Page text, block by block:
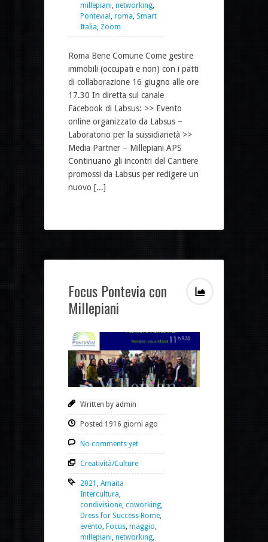
millepiani, networking,
Pontevia!, roma, Smart
Italia, Zoom
Roma Bene Comune Come gestire
immobili (occupati e non) con i patti
di collaborazione 16 giugno alle ore
17.30 In diretta sul canale
Facebook di Labsus: >> Evento
online organizzato da Labsus –
Laboratorio per la sussidiarietà >>
Media Partner – Millepiani APS
Continuano gli incontri del Cantiere
promossi da Labsus per redigere un
nuovo [...]
Focus Pontevia con
Millepiani
Written by admin
Posted 1916 giorni ago
No comments yet
Creatività/Culture
2021
Amaita
Intercultura
condivisione coworking
Dress for Success Rome
evento Focus maggio
millepiani networking